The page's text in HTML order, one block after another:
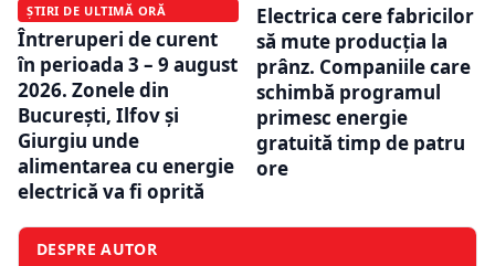
ȘTIRI DE ULTIMĂ ORĂ
Întreruperi de curent
în perioada 3 – 9 august
2026. Zonele din
București, Ilfov și
Giurgiu unde
alimentarea cu energie
electrică va fi oprită
Electrica cere fabricilor
să mute producția la
prânz. Companiile care
schimbă programul
primesc energie
gratuită timp de patru
ore
DESPRE AUTOR